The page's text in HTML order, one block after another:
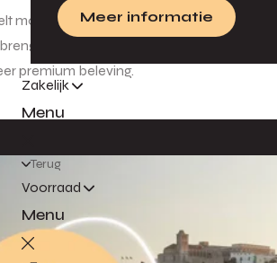
Meer informatie
Zakelijk
Menu
Terug
Voorraad
Menu
moderner en luxer aan door de
technologie dichter bij de
premium beleving.